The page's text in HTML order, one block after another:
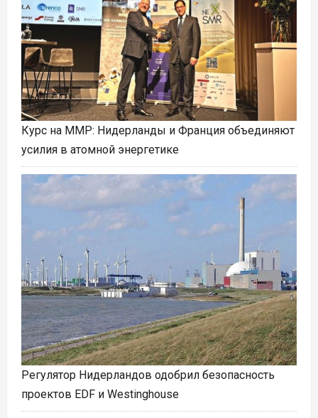
Курс на ММР: Нидерланды и Франция объединяют
усилия в атомной энергетике
Регулятор Нидерландов одобрил безопасность
проектов EDF и Westinghouse